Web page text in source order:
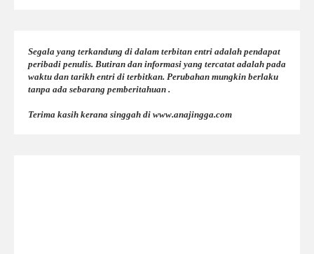
Segala yang terkandung di dalam terbitan entri adalah pendapat
peribadi penulis. Butiran dan informasi yang tercatat adalah pada
waktu dan tarikh entri di terbitkan. Perubahan mungkin berlaku
tanpa ada sebarang pemberitahuan .
Terima kasih kerana singgah di www.anajingga.com